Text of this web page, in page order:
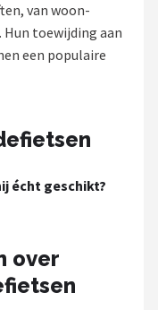
van woon-
toewijding aan
een populaire
écht geschikt?
over